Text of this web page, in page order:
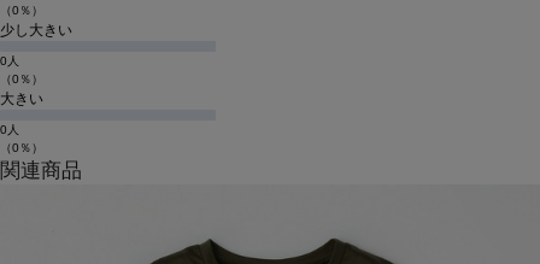
（0％）
少し大きい
0人
（0％）
大きい
0人
（0％）
関連商品